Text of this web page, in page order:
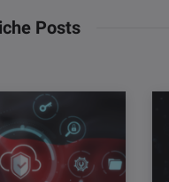
o
r
I
Posts